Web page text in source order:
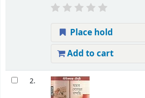
Place hold
Add to cart
2.